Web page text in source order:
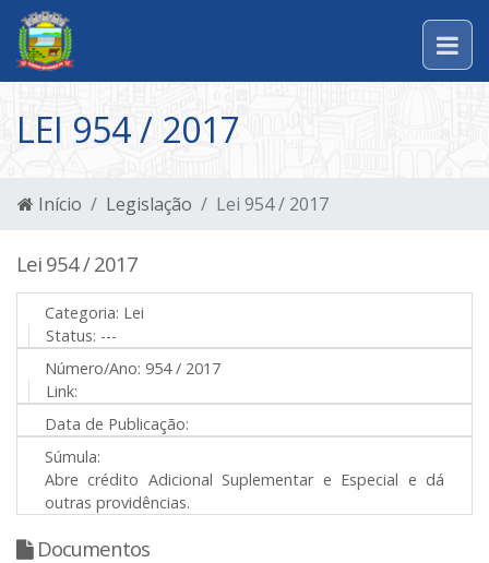
LEI 954 / 2017
Início Legislação Lei 954 / 2017
Lei 954 / 2017
Categoria: Lei
Status: ---
Número/Ano: 954 / 2017
Link:
Data de Publicação:
Súmula:
Abre crédito Adicional Suplementar e Especial e dá
outras providências.
Documentos